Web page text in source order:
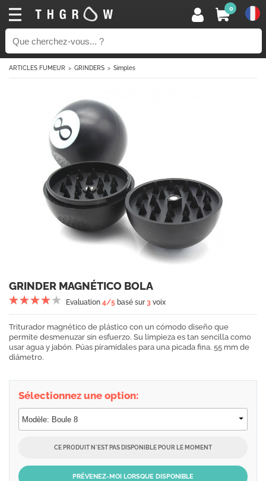
0
ARTICLES FUMEUR GRINDERS Simples
GRINDER MAGNÉTICO BOLA
Evaluation 4/5 basé sur3 voix
Triturador magnético de plástico con un cómodo diseño que
permite desmenuzar sin esfuerzo. Su limpieza es tan sencilla como
usar agua y jabón. Púas piramidales para una picada fina. 55 mm de
diámetro.
Sélectionnez une option:
CE PRODUIT N´EST PAS DISPONIBLE POUR LE MOMENT
PRÉVENEZ-MOI LORSQUE DISPONIBLE